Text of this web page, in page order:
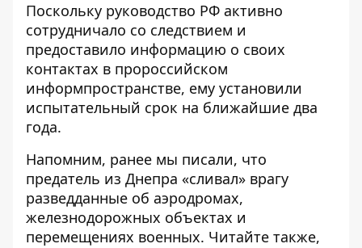
Поскольку руководство РФ активно
сотрудничало со следствием и
предоставило информацию о своих
контактах в пророссийском
информпространстве, ему установили
испытательный срок на ближайшие два
года.
Напомним, ранее мы писали, что
предатель из Днепра «сливал» врагу
разведданные об аэродромах,
железнодорожных объектах и
перемещениях военных. Читайте также,